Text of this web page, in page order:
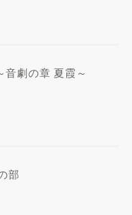
劇の章 夏霞～
部